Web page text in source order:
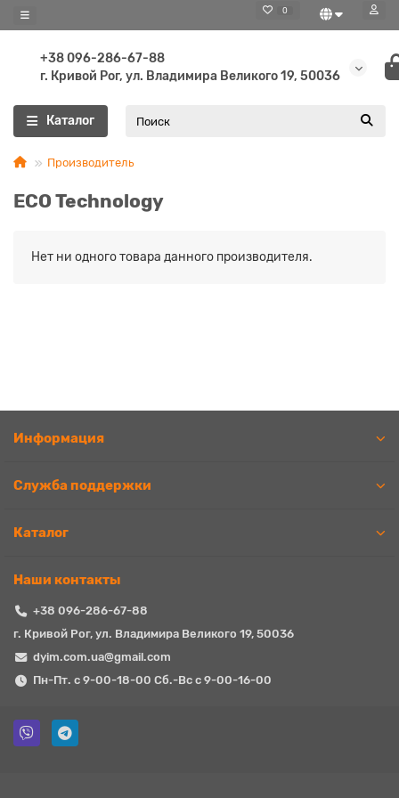
0
+38 096-286-67-88
г. Кривой Рог, ул. Владимира Великого 19, 50036
Каталог
Производитель
ECO Technology
Нет ни одного товара данного производителя.
Информация
Служба поддержки
Каталог
Наши контакты
+38 096-286-67-88
г. Кривой Рог, ул. Владимира Великого 19, 50036
dyim.com.ua@gmail.com
Пн-Пт. с 9-00-18-00 Сб.-Вс с 9-00-16-00